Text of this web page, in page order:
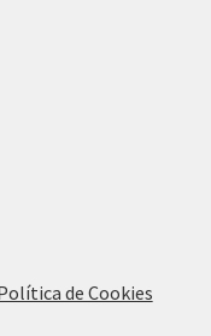
de Cookies